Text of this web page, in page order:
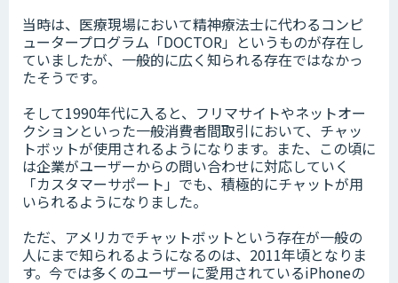
当時は、医療現場において精神療法士に代わるコンピ
ュータープログラム「DOCTOR」というものが存在し
ていましたが、一般的に広く知られる存在ではなかっ
たそうです。
そして1990年代に入ると、フリマサイトやネットオー
クションといった一般消費者間取引において、チャッ
トボットが使用されるようになります。また、この頃に
は企業がユーザーからの問い合わせに対応していく
「カスタマーサポート」でも、積極的にチャットが用
いられるようになりました。
ただ、アメリカでチャットボットという存在が一般の
人にまで知られるようになるのは、2011年頃となりま
す。今では多くのユーザーに愛用されているiPhoneの